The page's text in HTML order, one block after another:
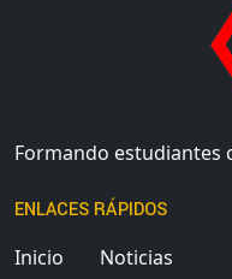
Formando estudiantes
ENLACES RÁPIDOS
Inicio
Noticias